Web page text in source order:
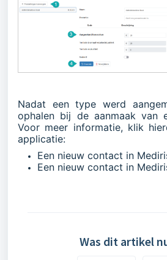
Nadat een type werd
ophalen bij de aanmaak van
Voor meer informatie, klik
applicatie:
Een nieuw contact in
Een nieuw contact in
Was dit artikel